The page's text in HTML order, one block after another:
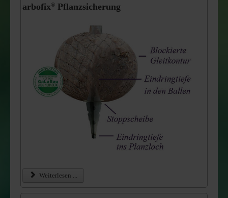
arbofix® Pflanzsicherung
Weiterlesen ...